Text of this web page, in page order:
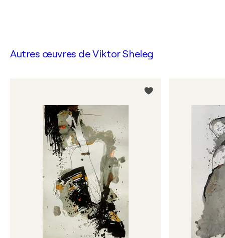
Autres œuvres deViktor Sheleg